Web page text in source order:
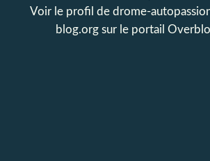
Voir le profil de drome-
blog.org sur le portail